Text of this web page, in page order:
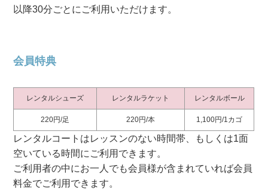
以降30分ごとにご利用いただけます。
会員特典
レンタルシューズ レンタルラケット レンタルボール
220円/足 220円/本 1,100円/1カゴ
レンタルコートはレッスンのない時間帯、もしくは1面
空いている時間にご利用できます。
ご利用者の中にお一人でも会員様が含まれていれば会員
料金でご利用できます。